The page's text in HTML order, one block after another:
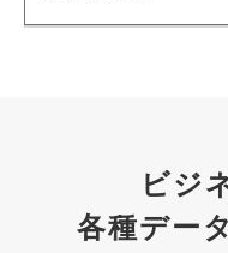
ビジ
各種デー